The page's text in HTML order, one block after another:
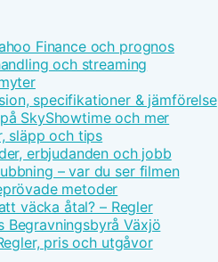
Finance och prognos
och streaming
specifikationer & jämförelse
SkyShowtime och mer
släpp och tips
erbjudanden och jobb
– var du ser filmen
metoder
väcka åtal? – Regler
Begravningsbyrå Växjö
pris och utgåvor